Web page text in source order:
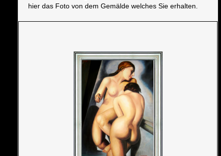
hier das Foto von dem Gemälde welches Sie erhalten.